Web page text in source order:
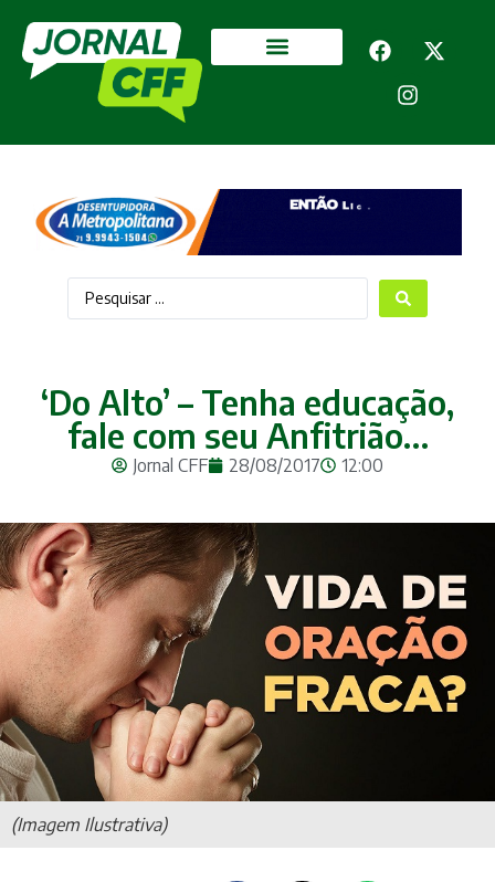
‘Do Alto’ – Tenha educação,
fale com seu Anfitrião…
Jornal CFF 28/08/2017 12:00
(Imagem Ilustrativa)